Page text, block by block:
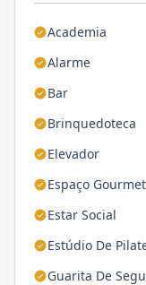
Academia
Alarme
Bar
Brinquedoteca
Elevador
Espaço Gourmet
Estar Social
Estúdio De
Guarita De